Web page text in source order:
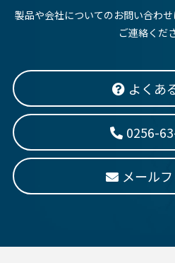
製品や会社についてのお問い合わ
ご連絡くだ
よくあ
0256-
メール